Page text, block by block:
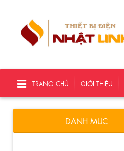
TRANG CHỦ GIỚI THIỆU
DANH MỤC